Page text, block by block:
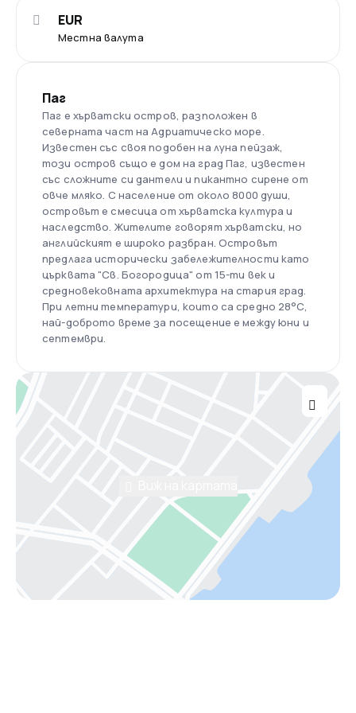
Местна валута
EUR
Паг
Паг е хърватски остров, разположен в
северната част на Адриатическо море.
Известен със своя подобен на луна пейзаж,
този остров също е дом на град Паг, известен
със сложните си дантели и пикантно сирене от
овче мляко. С население от около 8000 души,
островът е смесица от хърватска култура и
наследство. Жителите говорят хърватски, но
английският е широко разбран. Островът
предлага исторически забележителности като
църквата "Св. Богородица" от 15-ти век и
средновековната архитектура на стария град.
При летни температури, които са средно 28°C,
най-доброто време за посещение е между юни и
септември.